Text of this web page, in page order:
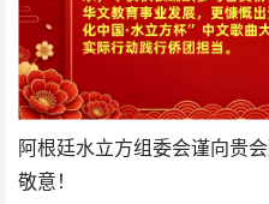
阿根廷水立方组委会谨向贵
敬意！